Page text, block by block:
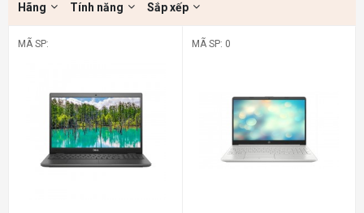
Hãng Tính năng Sắp xếp
MÃ SP: MÃ SP: 0